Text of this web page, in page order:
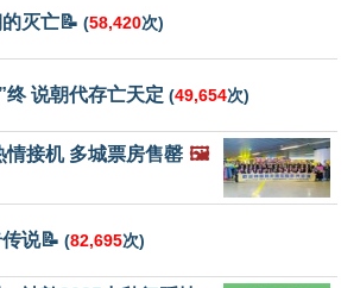
灭亡📝 (58,420次)
终 说朝代存亡天定 (49,654次)
情接机 多城票房售罄 🖼️
说📝 (82,695次)